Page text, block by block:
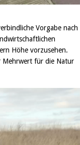
Vorgabe nach
Höhe vorzusehen.
Mehrwert für die Natur